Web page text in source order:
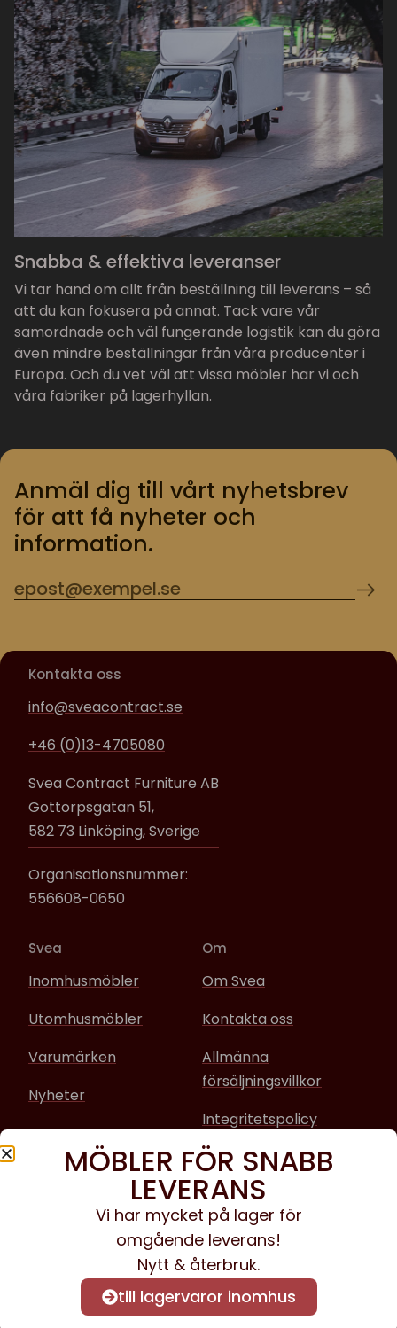
Snabba & effektiva leveranser
Vi tar hand om allt från beställning till leverans – så
att du kan fokusera på annat. Tack vare vår
samordnade och väl fungerande logistik kan du göra
även mindre beställningar från våra producenter i
Europa. Och du vet väl att vissa möbler har vi och
våra fabriker på lagerhyllan.
Anmäl dig till vårt nyhetsbrev
för att få nyheter och
information.
Kontakta oss
info@sveacontract.se
+46 (0)13-4705080
Svea Contract Furniture AB
Gottorpsgatan 51,
582 73 Linköping, Sverige
Organisationsnummer:
556608-0650
Svea
Inomhusmöbler
Utomhusmöbler
Varumärken
Nyheter
Om
Om Svea
Kontakta oss
Allmänna
försäljningsvillkor
Integritetspolicy
Sociala media
Facebook
Instagram
MÖBLER FÖR SNABB
LEVERANS
Vi har mycket på lager för
omgående leverans!
Nytt & återbruk.
till lagervaror inomhus